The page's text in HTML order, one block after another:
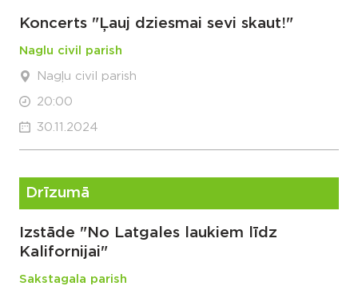
Koncerts "Ļauj dziesmai sevi skaut!"
Naglu civil parish
Nagļu civil parish
20:00
30.11.2024
Drīzumā
Izstāde "No Latgales laukiem līdz
Kalifornijai"
Sakstagala parish